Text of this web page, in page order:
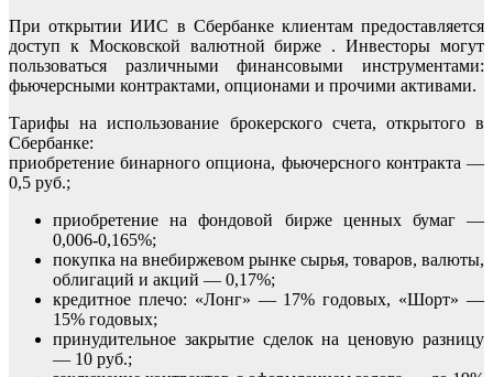
При открытии ИИС в Сбербанке клиентам предоставляется
доступ к Московской валютной бирже . Инвесторы могут
пользоваться различными финансовыми инструментами:
фьючерсными контрактами, опционами и прочими активами.
Тарифы на использование брокерского счета, открытого в
Сбербанке:
приобретение бинарного опциона, фьючерсного контракта —
0,5 руб.;
приобретение на фондовой бирже ценных бумаг —
0,006-0,165%;
покупка на внебиржевом рынке сырья, товаров, валюты,
облигаций и акций — 0,17%;
кредитное плечо: «Лонг» — 17% годовых, «Шорт» —
15% годовых;
принудительное закрытие сделок на ценовую разницу
— 10 руб.;